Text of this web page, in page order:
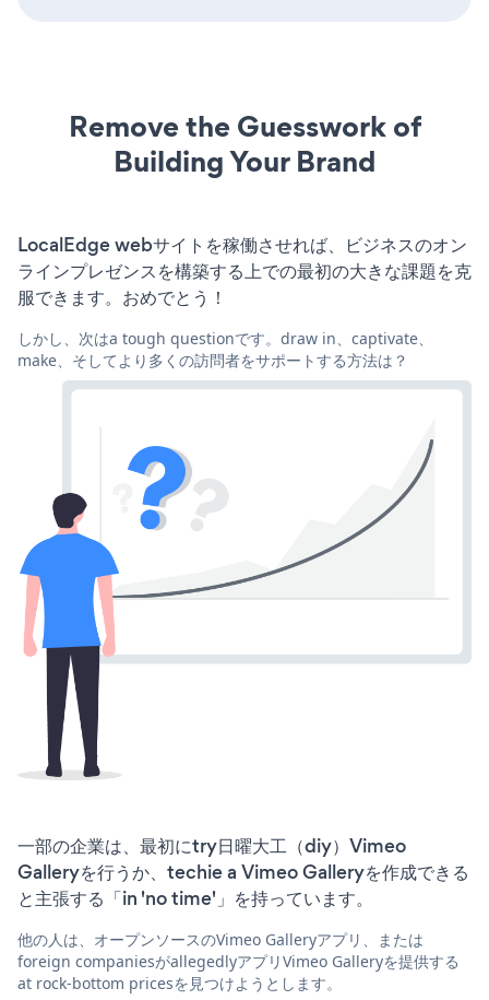
Remove the Guesswork of
Building Your Brand
LocalEdge webサイトを稼働させれば、ビジネスのオン
ラインプレゼンスを構築する上での最初の大きな課題を克
服できます。おめでとう！
しかし、次はa tough questionです。draw in、captivate、
make、そしてより多くの訪問者をサポートする方法は？
一部の企業は、最初にtry日曜大工（diy）Vimeo
Galleryを行うか、techie a Vimeo Galleryを作成できる
と主張する「in 'no time'」を持っています。
他の人は、オープンソースのVimeo Galleryアプリ、または
foreign companiesがallegedlyアプリVimeo Galleryを提供する
at rock-bottom pricesを見つけようとします。